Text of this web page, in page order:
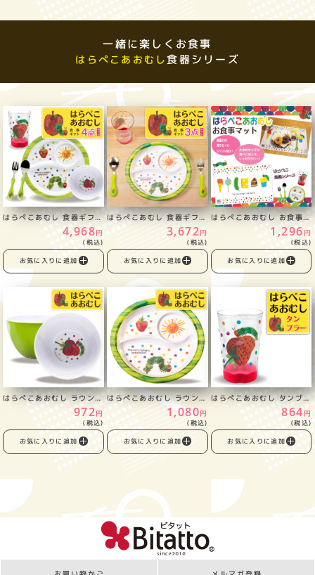
一緒に楽しくお食事
はらぺこあおむし食器シリーズ
はらぺこあむし 食器ギフト4点セット
4,968円
(税込)
お気に入りに追加
はらぺこあむし 食器ギフト3点セット
3,672円
(税込)
お気に入りに追加
はらぺこあおむし お食事マット
1,296円
(税込)
お気に入りに追加
はらぺこあおむし ラウンドボウル
972円
(税込)
お気に入りに追加
はらぺこあおむし ラウンドプレート
1,080円
(税込)
お気に入りに追加
はらぺこあおむし タンブラー
864円
(税込)
お気に入りに追加